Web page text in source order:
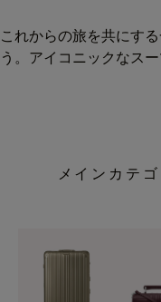
これからの旅を共にす
う。アイコニックなス
メインカテ